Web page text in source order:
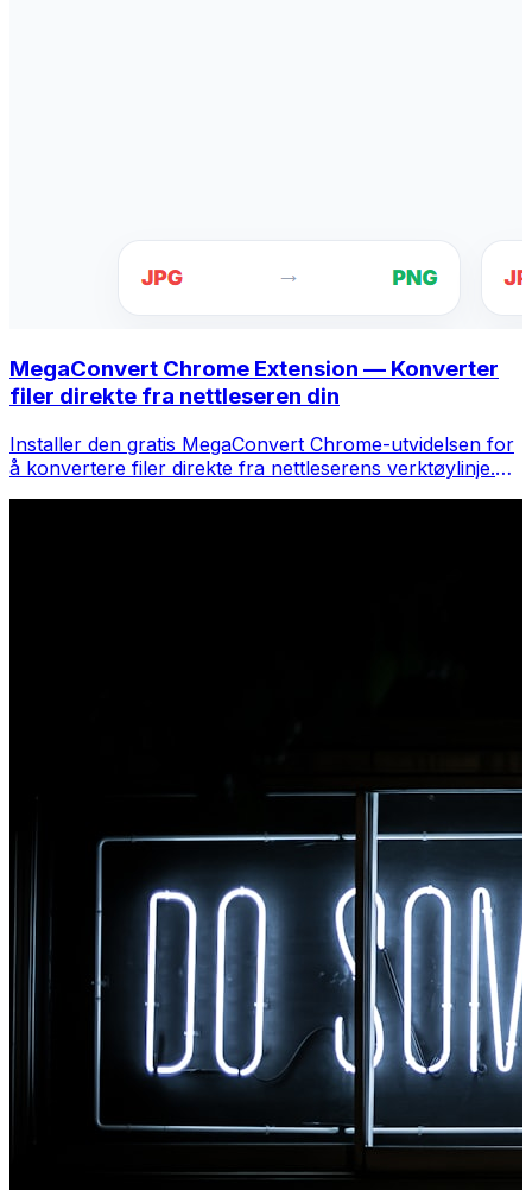
MegaConvert Chrome Extension — Konverter
filer direkte fra nettleseren din
Installer den gratis MegaConvert Chrome-utvidelsen for
å konvertere filer direkte fra nettleserens verktøylinje.